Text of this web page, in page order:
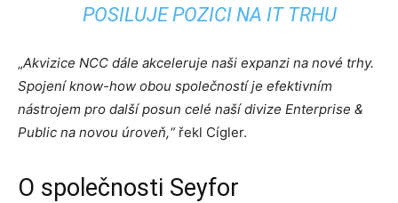
POSILUJE POZICI NA IT TRHU
„Akvizice NCC dále akceleruje naši expanzi na nové trhy.
Spojení know-how obou společností je efektivním
nástrojem pro další posun celé naší divize Enterprise &
Public na novou úroveň,“ řekl Cígler.
O společnosti Seyfor